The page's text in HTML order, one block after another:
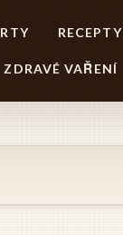
RECEPTY
ZDRAVÉ VAŘENÍ